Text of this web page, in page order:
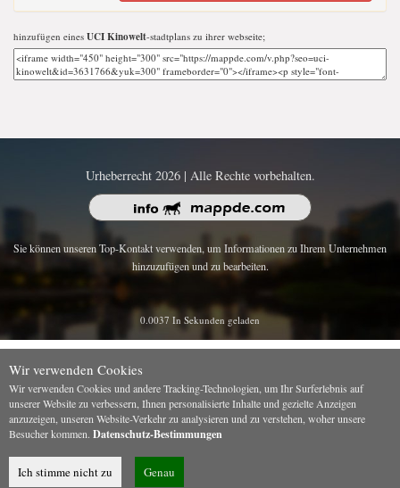
hinzufügen eines UCI Kinowelt-stadtplans zu ihrer webseite;
Urheberrecht 2026 | Alle Rechte vorbehalten.
Sie können unseren Top-Kontakt verwenden, um Informationen zu Ihrem Unternehmen
hinzuzufügen und zu bearbeiten.
0.0037 In Sekunden geladen
Wir verwenden Cookies
Wir verwenden Cookies und andere Tracking-Technologien, um Ihr Surferlebnis auf
unserer Website zu verbessern, Ihnen personalisierte Inhalte und gezielte Anzeigen
anzuzeigen, unseren Website-Verkehr zu analysieren und zu verstehen, woher unsere
Besucher kommen. Datenschutz-Bestimmungen
Ich stimme nicht zu Genau